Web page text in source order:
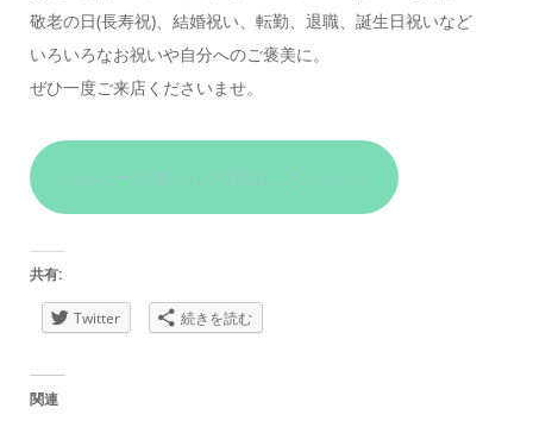
敬老の日(長寿祝)、結婚祝い、転勤、退職、誕生日祝いなど
いろいろなお祝いや自分へのご褒美に。
ぜひ一度ご来店くださいませ。
ベルビーの新しいお店はこちらから♪
共有:
Twitter 続きを読む
関連